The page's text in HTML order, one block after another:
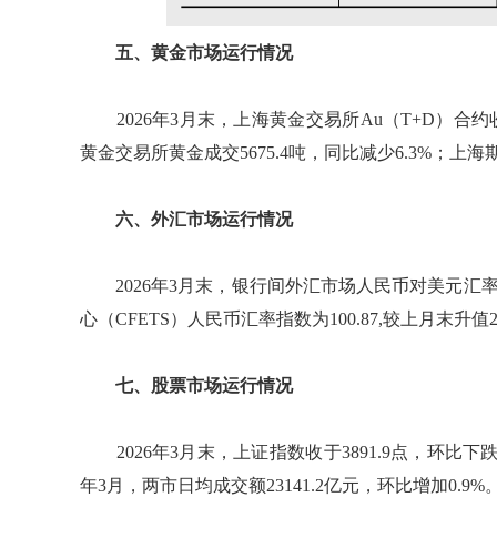
五、黄金市场运行情况
2026年3月末，上海黄金交易所Au（T+D）合约
黄金交易所黄金成交5675.4吨，同比减少6.3%；上
六、外汇市场运行情况
2026年3月末，银行间外汇市场人民币对美元汇率
心（CFETS）人民币汇率指数为100.87,较上月末升值
七、股票市场运行情况
2026年3月末，上证指数收于3891.9点，环比下跌
年3月，两市日均成交额23141.2亿元，环比增加0.9%